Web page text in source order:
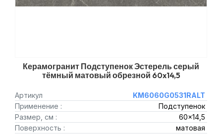
Керамогранит Подступенок Эстерель серый
тёмный матовый обрезной 60x14,5
Артикул
KM6060G0531RALT
Применение :
Подступенок
Размер, см :
60x14,5
Поверхность :
матовая